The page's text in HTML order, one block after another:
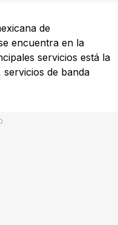
de
encuentra en la
servicios está la
de banda